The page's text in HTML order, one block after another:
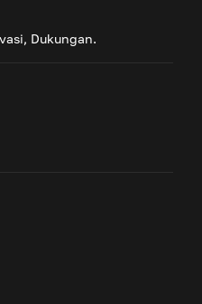
Dukungan.